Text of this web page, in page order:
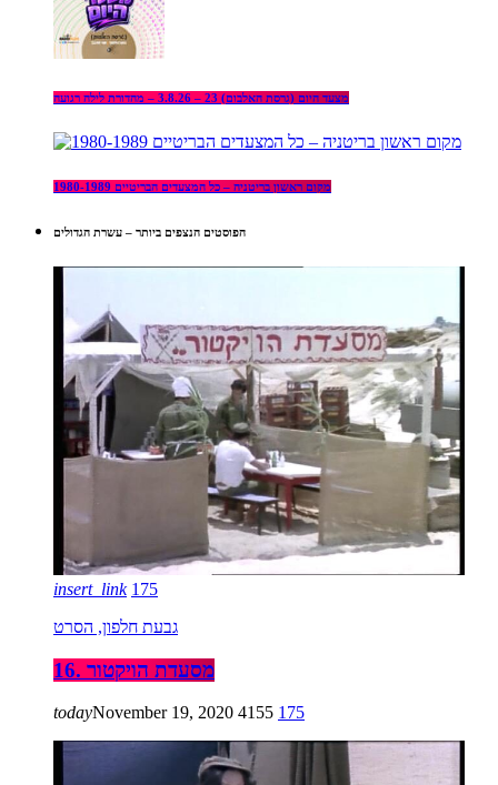
מצעד היום (גרסת האלבום) 23 – 3.8.26 – מהדורת לילה רגועה
מקום ראשון בריטניה – כל המצעדים הבריטיים 1980-1989
הפוסטים הנצפים ביותר – עשרת הגדולים
insert_link 175
גבעת חלפון, הסרט
16. מסעדת הויקטור
todayNovember 19, 2020 4155 175